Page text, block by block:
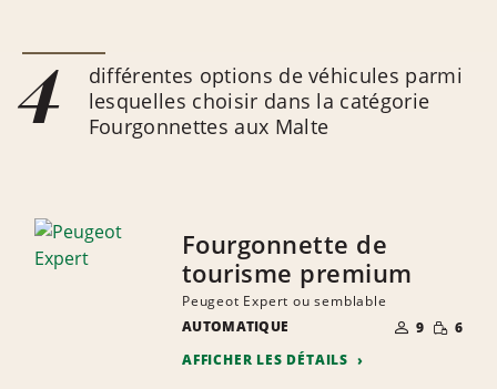
4
différentes options de véhicules parmi
lesquelles choisir dans la catégorie
Fourgonnettes aux Malte
Fourgonnette de
tourisme premium
Peugeot Expert ou semblable
AUTOMATIQUE
NOMBRE DE
PERSONNES
9 RÉDUITE
6
AFFICHER LES DÉTAILS